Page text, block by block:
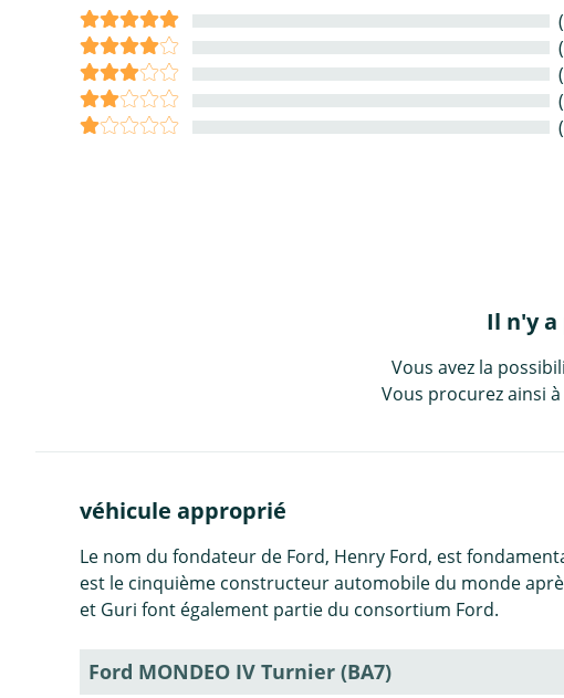
Il n'y
Vous avez la
Vous procurez ainsi
véhicule approprié
Le nom du fondateur de Ford, Henry Ford, est
est le cinquième constructeur automobile du monde
et Guri font également partie du consortium Ford.
Ford MONDEO IV Turnier (BA7)